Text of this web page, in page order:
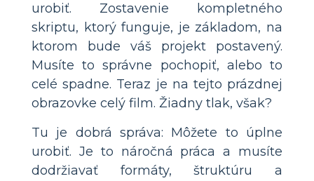
urobiť. Zostavenie kompletného
skriptu, ktorý funguje, je základom, na
ktorom bude váš projekt postavený.
Musíte to správne pochopiť, alebo to
celé spadne. Teraz je na tejto prázdnej
obrazovke celý film. Žiadny tlak, však?
Tu je dobrá správa: Môžete to úplne
urobiť. Je to náročná práca a musíte
dodržiavať formáty, štruktúru a